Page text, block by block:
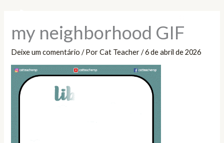
my neighborhood GIF
Deixe um comentário / PorCat Teacher/6 de abril de 2026